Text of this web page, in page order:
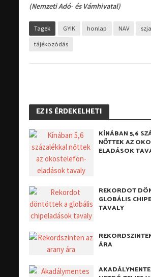
(Nemzeti Adó- és Vámhivatal)
Tagek GYIK honlap NAV
tájékozódás
EZ IS ÉRDEKELHETI
KÍNÁBAN 5,6
NŐTTEK AZ
ELADÁSOK
REKORDOT
GLOBÁLIS
TAVALY
ÁRA